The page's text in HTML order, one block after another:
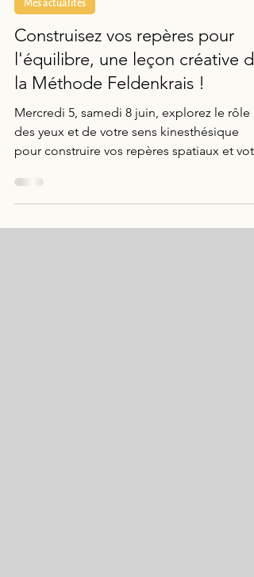
Catherine CHAT
Mes actualités
Construisez vos repères pour
l'équilibre, une leçon créative de
la Méthode Feldenkrais !
Mercredi 5, samedi 8 juin, explorez le rôle
des yeux et de votre sens kinesthésique
pour construire vos repères spatiaux et